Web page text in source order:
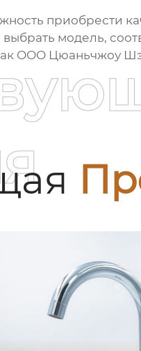
приобрести
модель,
ООО Цюаньчжоу